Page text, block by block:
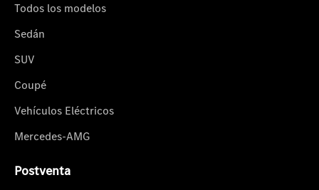
Todos los modelos
Sedán
SUV
Coupé
Vehículos Eléctricos
Mercedes-AMG
Postventa